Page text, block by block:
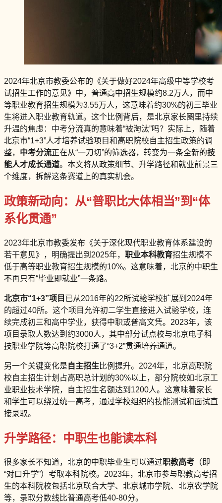
2024年北京市教委公布的《关于做好2024年高级中等学校考
试招生工作的意见》中，普通高中招生规模约8.2万人，而中
等职业教育招生规模为3.55万人，这意味着约30%的初三毕业
生将进入职业教育轨道。这个比例背后，是北京家长圈里持续
升温的焦虑：中考分流真的意味着“被淘汰”吗？实际上，随着
北京市“1+3”人才培养试验项目和高职院校自主招生政策的调
整， 中考分流正在从“一刀切”的筛选器，转变为一条全新的技
能人才成长通道。本文将从政策细节、升学路径和就业前景三
个维度，拆解这条赛道上的真实机会。
政策新动向：从“普职比大体相当”到“体
系化贯通”
2023年北京市教委发布《关于深化现代职业教育体系建设的
若干意见》，明确提出到2025年， 职业本科教育招生规模不
低于高等职业教育招生规模的10%。这意味着，北京的中职生
不再只有“毕业即就业”一条路。
北京市“1+3”项目 已从2016年的22所试验学校扩展到2024年
的超过40所。这个项目允许初二学生直接进入试验学校，连
续完成初三和高中学业，获得中职或普高文凭。2023年，该
项目录取人数达到约3000人，其中部分试点校与北京电子科
技职业学院等高职院校打通了“3+2”贯通培养通道。
另一个关键变化是 自主招生 比例提升。2024年，北京高职院
校自主招生计划占高职总计划的30%以上，部分院校如北京工
业职业技术学院，自主招生名额达到1200人。这意味着家长
和学生可以绕过统一高考，通过学校组织的技能测试和面试直
接录取。
升学路径：中职生也能读本科
很多家长不知道，北京的中职毕业生可以通过职教高考 （即
“对口升学”）考取本科院校。2023年，北京市参与职教高考招
生的本科院校包括北京联合大学、北京城市学院、北京农学院
等，录取分数线比普通高考低40-80分。